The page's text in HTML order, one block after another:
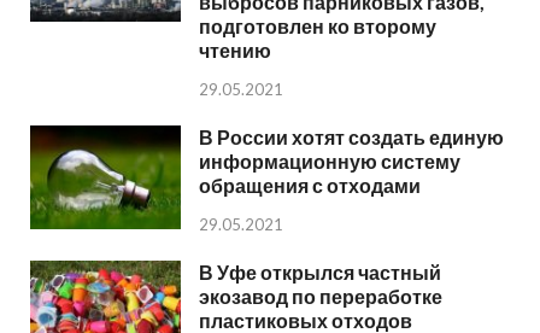
подготовлен ко второму
чтению
29.05.2021
В России хотят создать единую
информационную систему
обращения с отходами
29.05.2021
В Уфе открылся частный
экозавод по переработке
пластиковых отходов